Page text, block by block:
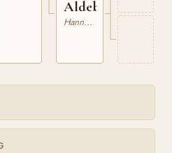
Aldeberte
Hannoveranare